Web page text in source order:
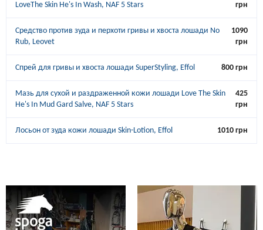
LoveThe Skin He's In Wash, NAF 5 Stars
грн
Средство против зуда и перхоти гривы и хвоста лошади No
Rub, Leovet
1090
грн
Спрей для гривы и хвоста лошади SuperStyling, Effol 800 грн
Мазь для сухой и раздраженной кожи лошади Love The Skin
He's In Mud Gard Salve, NAF 5 Stars
425
грн
Лосьон от зуда кожи лошади Skin-Lotion, Effol 1010 грн